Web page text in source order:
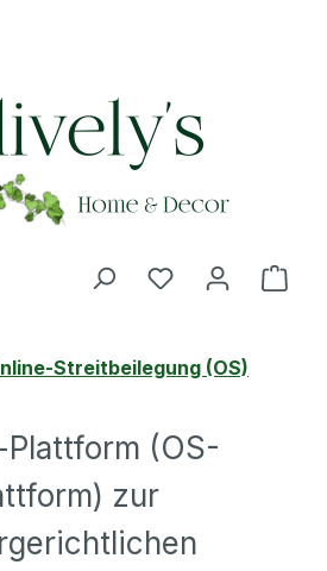
Du hast 0
Streitbeilegung (OS)
Plattform (OS-
zur